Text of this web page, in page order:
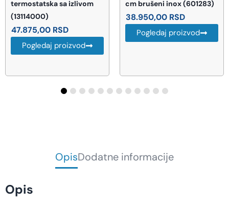
cm brušeni inox (601283)
38.950,00
Pogledaj proizvod
termostatska
33.637,00
Pogledaj
OpisDodatne informacije
Opis